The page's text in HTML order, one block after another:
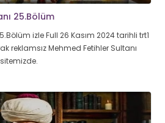
25.Bölüm
izle Full 26 Kasım 2024 tarihli trt1
reklamsız Mehmed Fetihler Sultanı